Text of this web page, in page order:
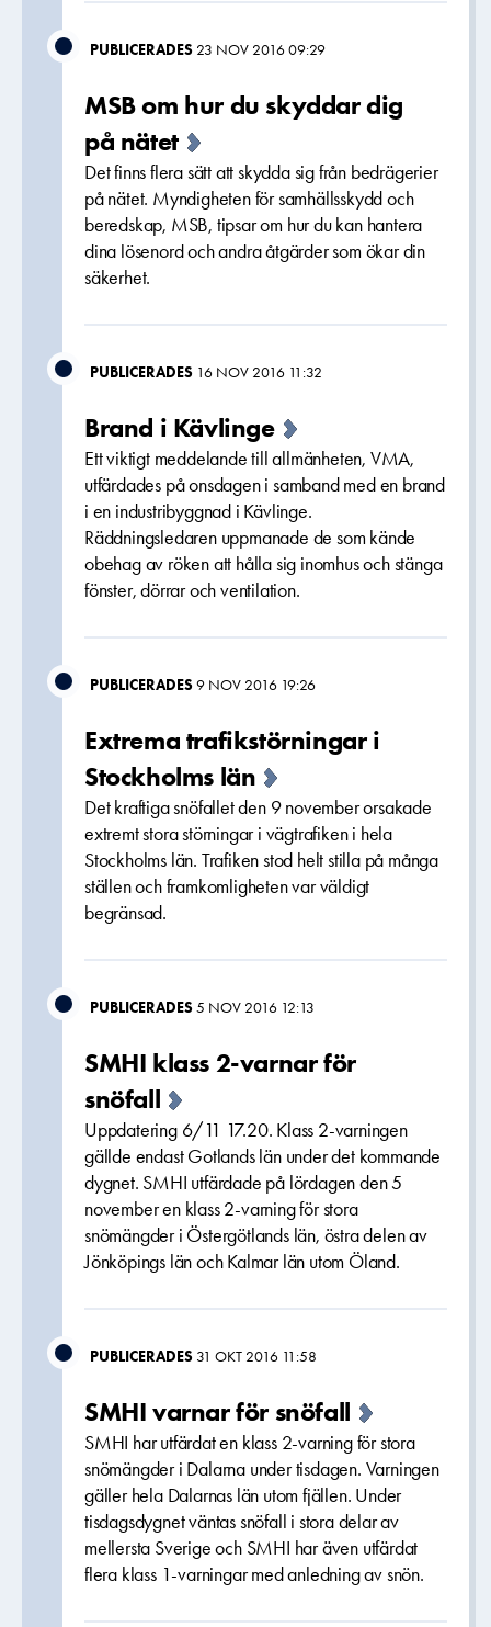
PUBLICERADES 23 NOV 2016 09:29
MSB om hur du skyddar dig
på nätet
Det finns flera sätt att skydda sig från bedrägerier
på nätet. Myndigheten för samhällsskydd och
beredskap, MSB, tipsar om hur du kan hantera
dina lösenord och andra åtgärder som ökar din
säkerhet.
PUBLICERADES 16 NOV 2016 11:32
Brand i Kävlinge
Ett viktigt meddelande till allmänheten, VMA,
utfärdades på onsdagen i samband med en brand
i en industribyggnad i Kävlinge.
Räddningsledaren uppmanade de som kände
obehag av röken att hålla sig inomhus och stänga
fönster, dörrar och ventilation.
PUBLICERADES9 NOV 2016 19:26
Extrema trafikstörningar i
Stockholms län
Det kraftiga snöfallet den 9 november orsakade
extremt stora störningar i vägtrafiken i hela
Stockholms län. Trafiken stod helt stilla på många
ställen och framkomligheten var väldigt
begränsad.
PUBLICERADES5 NOV 2016 12:13
SMHI klass 2-varnar för
snöfall
Uppdatering 6/11 17.20. Klass 2-varningen
gällde endast Gotlands län under det kommande
dygnet. SMHI utfärdade på lördagen den 5
november en klass 2-varning för stora
snömängder i Östergötlands län, östra delen av
Jönköpings län och Kalmar län utom Öland.
PUBLICERADES 31 OKT 2016 11:58
SMHI varnar för snöfall
SMHI har utfärdat en klass 2-varning för stora
snömängder i Dalarna under tisdagen. Varningen
gäller hela Dalarnas län utom fjällen. Under
tisdagsdygnet väntas snöfall i stora delar av
mellersta Sverige och SMHI har även utfärdat
flera klass 1-varningar med anledning av snön.